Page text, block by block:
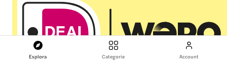
Esplora Categorie Account